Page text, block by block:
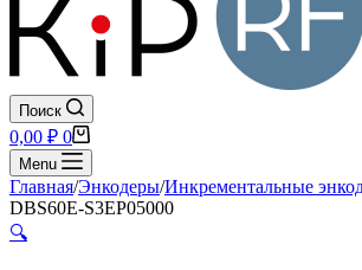
Поиск
Корзина
0,00 ₽ 0
Menu
Главная/Энкодеры/Инкрементальные
DBS60E-S3EP05000
🔍